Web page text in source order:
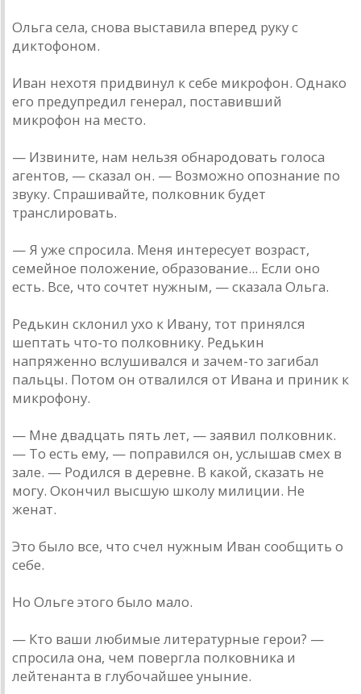
Ольга села, снова выставила вперед руку с
диктофоном.
Иван нехотя придвинул к себе микрофон. Однако
его предупредил генерал, поставивший
микрофон на место.
— Извините, нам нельзя обнародовать голоса
агентов, — сказал он. — Возможно опознание по
звуку. Спрашивайте, полковник будет
транслировать.
— Я уже спросила. Меня интересует возраст,
семейное положение, образование... Если оно
есть. Все, что сочтет нужным, — сказала Ольга.
Редькин склонил ухо к Ивану, тот принялся
шептать что-то полковнику. Редькин
напряженно вслушивался и зачем-то загибал
пальцы. Потом он отвалился от Ивана и приник к
микрофону.
— Мне двадцать пять лет, — заявил полковник.
— То есть ему, — поправился он, услышав смех в
зале. — Родился в деревне. В какой, сказать не
могу. Окончил высшую школу милиции. Не
женат.
Это было все, что счел нужным Иван сообщить о
себе.
Но Ольге этого было мало.
— Кто ваши любимые литературные герои? —
спросила она, чем повергла полковника и
лейтенанта в глубочайшее уныние.